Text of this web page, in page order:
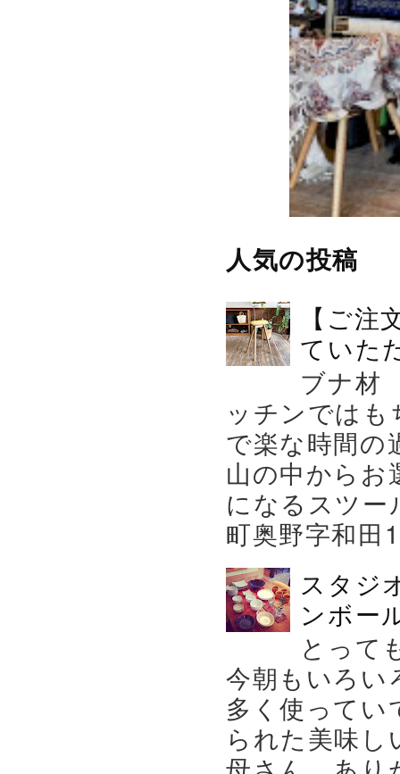
人気の投稿
【ご
ていた
ブナ材
ッチンでは
で楽な時間の
山の中から
になるスツー
町奥野字和
スタジ
ンボー
とって
今朝もいろい
多く使ってい
られた美味